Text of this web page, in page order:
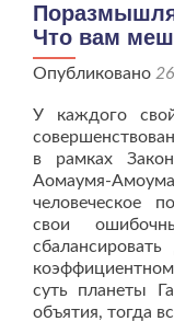
Что вам
Опубликовано
У каждого
в рамках
Аомаумя-
человеческое
свои
суть планеты
объятия, тогда